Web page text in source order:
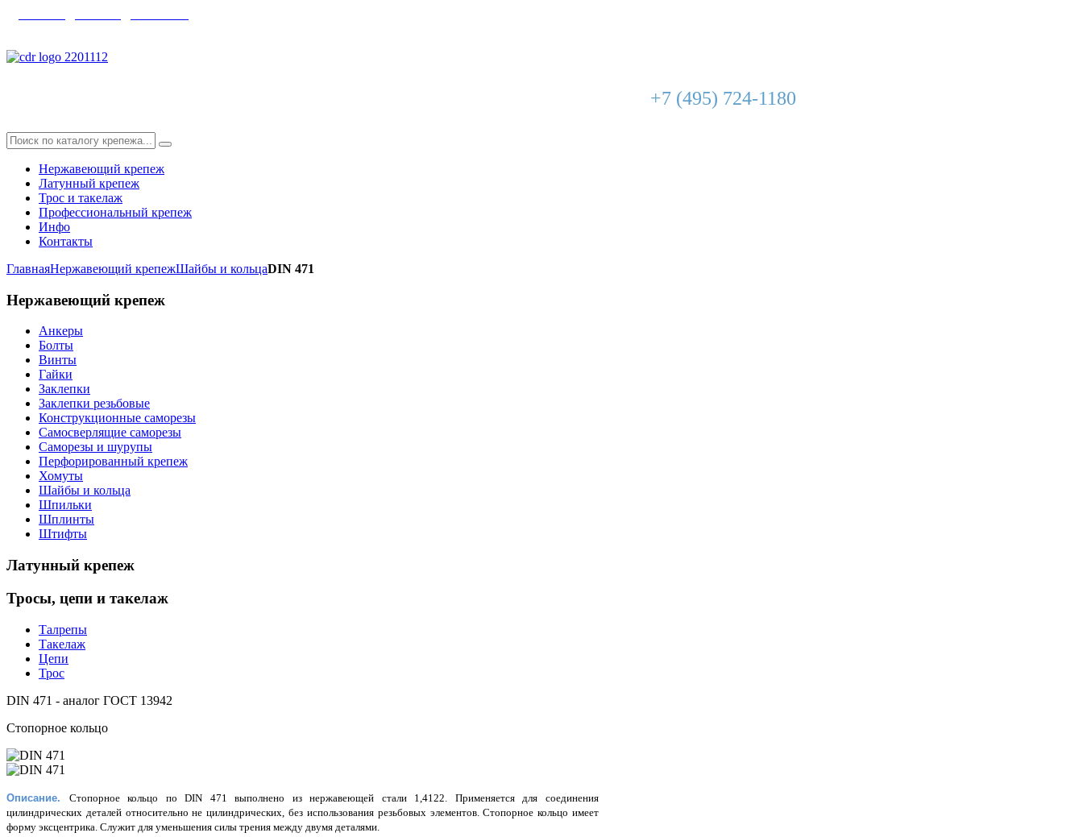
+7 (495) 724-1180
Нержавеющий крепеж
Латунный крепеж
Трос и такелаж
Профессиональный крепеж
Инфо
Контакты
ГлавнаяНержавеющий крепежШайбы и кольцаDIN 471
Нержавеющий крепеж
Анкеры
Болты
Винты
Гайки
Заклепки
Заклепки резьбовые
Конструкционные саморезы
Самосверлящие саморезы
Саморезы и шурупы
Перфорированный крепеж
Хомуты
Шайбы и кольца
Шпильки
Шплинты
Штифты
Латунный крепеж
Тросы, цепи и такелаж
Талрепы
Такелаж
Цепи
Трос
DIN 471 - аналог ГОСТ 13942
Стопорное кольцо
Описание. Стопорное кольцо по DIN 471 выполнено из нержавеющей стали 1,4122. Применяется для соединения
цилиндрических деталей относительно не цилиндрических, без использования резьбовых элементов. Стопорное кольцо имеет
форму эксцентрика. Служит для уменьшения силы трения между двумя деталями.